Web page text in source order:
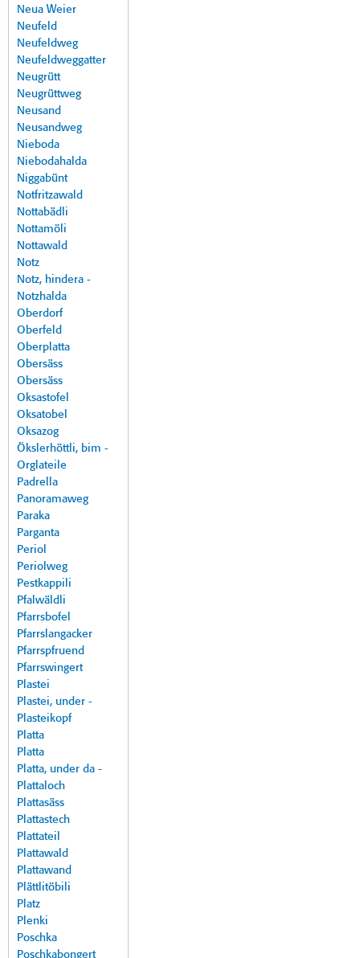
Neua Weier
Neufeld
Neufeldweg
Neufeldweggatter
Neugrütt
Neugrüttweg
Neusand
Neusandweg
Nieboda
Niebodahalda
Niggabünt
Notfritzawald
Nottabädli
Nottamöli
Nottawald
Notz
Notz, hindera -
Notzhalda
Oberdorf
Oberfeld
Oberplatta
Obersäss
Obersäss
Oksastofel
Oksatobel
Oksazog
Ökslerhöttli, bim -
Orglateile
Padrella
Panoramaweg
Paraka
Parganta
Periol
Periolweg
Pestkappili
Pfalwäldli
Pfarrsbofel
Pfarrslangacker
Pfarrspfruend
Pfarrswingert
Plastei
Plastei, under -
Plasteikopf
Platta
Platta
Platta, under da -
Plattaloch
Plattasäss
Plattastech
Plattateil
Plattawald
Plattawand
Plättlitöbili
Platz
Plenki
Poschka
Poschkabongert